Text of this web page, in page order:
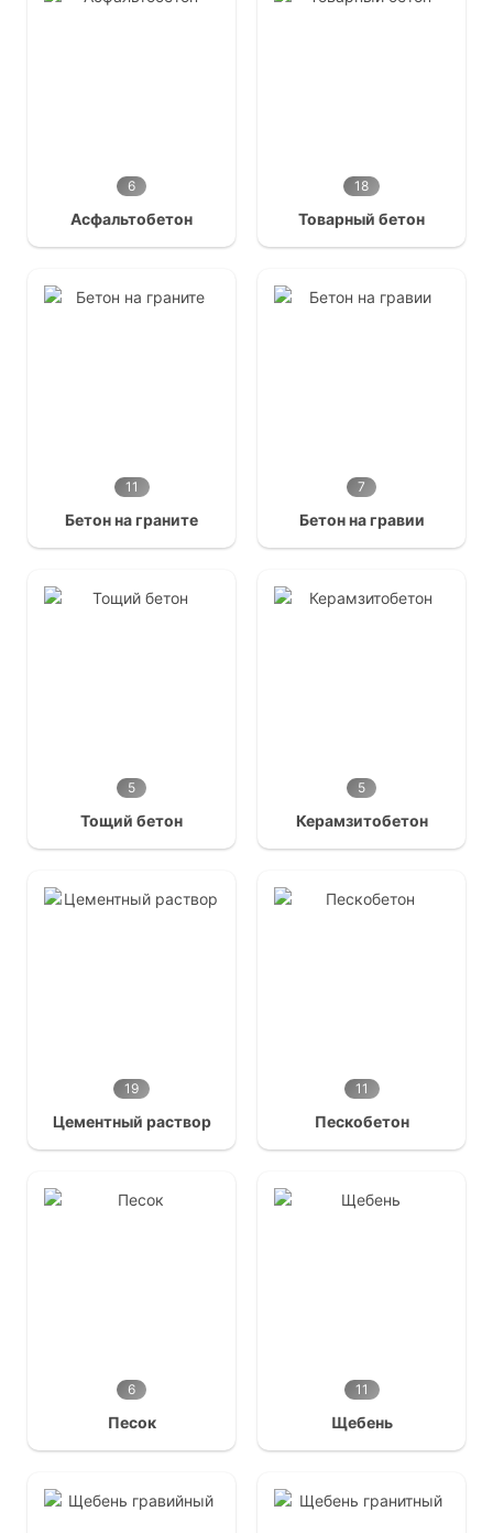
6
Асфальтобетон
18
Товарный бетон
11
Бетон на граните
7
Бетон на гравии
5
Тощий бетон
5
Керамзитобетон
19
Цементный раствор
11
Пескобетон
6
Песок
11
Щебень